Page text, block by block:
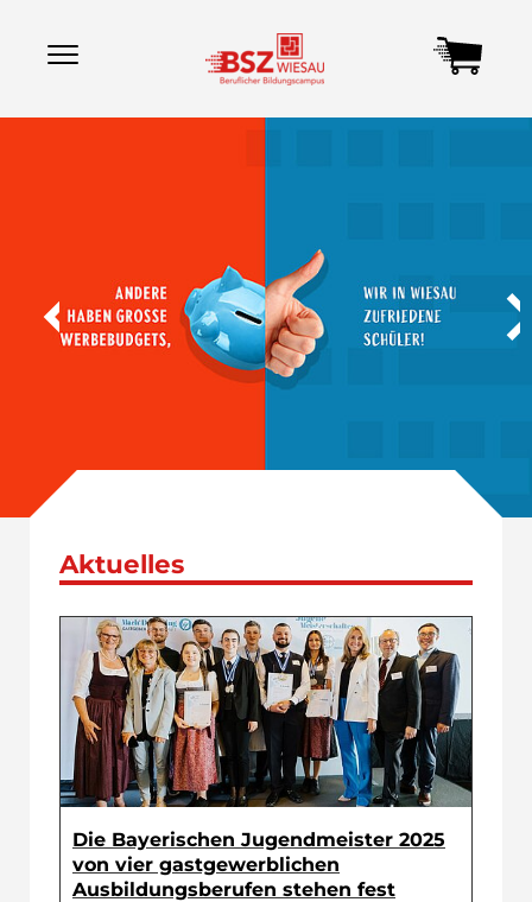
Aktuelles
Die Bayerischen Jugendmeister 2025
von vier gastgewerblichen
Ausbildungsberufen stehen fest